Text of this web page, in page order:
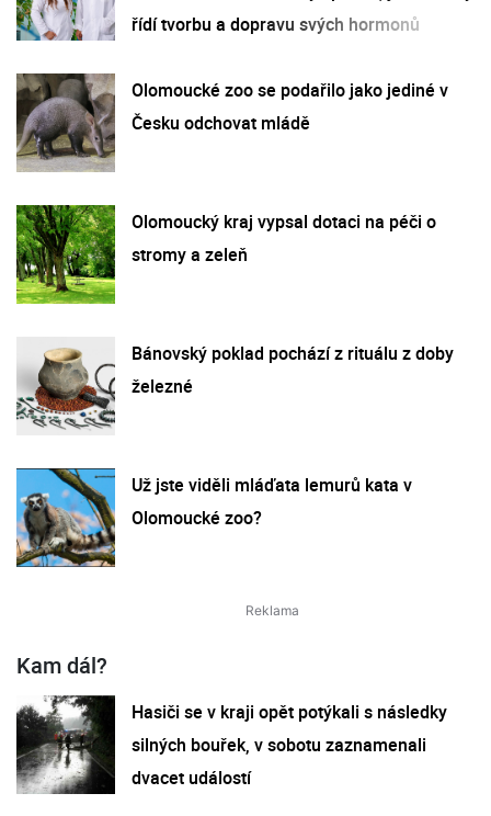
řídí tvorbu a dopravu svých hormonů
Olomoucké zoo se podařilo jako jediné v
Česku odchovat mládě
Olomoucký kraj vypsal dotaci na péči o
stromy a zeleň
Bánovský poklad pochází z rituálu z doby
železné
Už jste viděli mláďata lemurů kata v
Olomoucké zoo?
Kam dál?
Hasiči se v kraji opět potýkali s následky
silných bouřek, v sobotu zaznamenali
dvacet událostí